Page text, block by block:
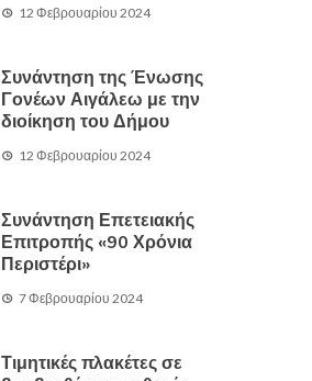
12 Φεβρουαρίου 2024
Συνάντηση της Ένωσης
Γονέων Αιγάλεω με την
διοίκηση του Δήμου
12 Φεβρουαρίου 2024
Συνάντηση Επετειακής
Επιτροπής «90 Χρόνια
Περιστέρι»
7 Φεβρουαρίου 2024
Τιμητικές πλακέτες σε